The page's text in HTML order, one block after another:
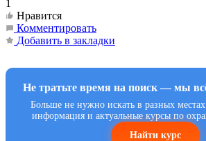
1
Нравится
Комментировать
Добавить в закладки
Не тратьте время на поиск — мы
Больше не нужно искать в разных
информация и актуальные курсы по
Найти курс